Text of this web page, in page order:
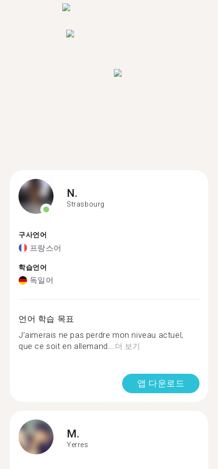
N.
Strasbourg
구사언어
프랑스어
학습언어
독일어
언어 학습 목표
J’aimerais ne pas perdre mon niveau actuel,
que ce soit en allemand...더 보기
앱 다운로드
M.
Yerres